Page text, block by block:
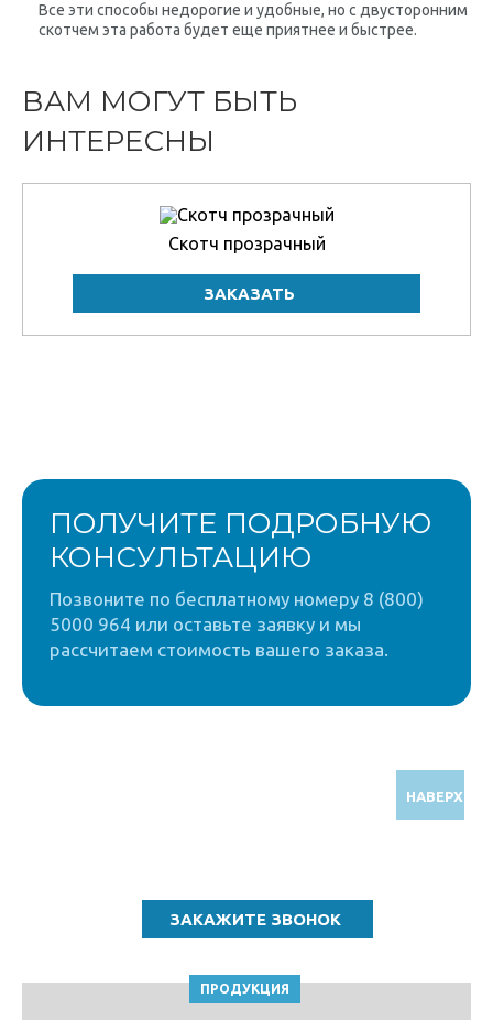
Все эти способы недорогие и удобные, но с двусторонним
скотчем эта работа будет еще приятнее и быстрее.
ВАМ МОГУТ БЫТЬ
ИНТЕРЕСНЫ
Скотч прозрачный
ПОЛУЧИТЕ ПОДРОБНУЮ
КОНСУЛЬТАЦИЮ
Позвоните по бесплатному номеру 8 (800)
5000 964 или оставьте заявку и мы
рассчитаем стоимость вашего заказа.
НАВЕРХ
ПРОДУКЦИЯ